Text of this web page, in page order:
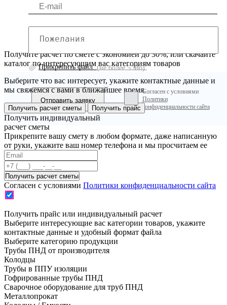
Прикрепить файл(не более 5 Мб)
Согласен с условиями
Политики
конфиденциальности сайта
Получите расчет по смете с экономией до 30%, или скачайте
каталог по интересующим вас категориям товаров
Выберите что вас интересует, укажите контактные данные и
мы свяжемся с вами в ближайшее время.
Получить расчет сметы Получить прайс
Получить индивидуальный
расчет сметы
Прикрепите вашу смету в любом формате, даже написанную
от руки, укажите ваш номер телефона и мы просчитаем ее
Согласен с условиями Политики конфиденциальности сайта
Получить прайс или индивидуальный расчет
Выберите интересующие вас категории товаров, укажите
контактные данные и удобный формат файла
Выберите категорию продукции
Трубы ПНД от производителя
Колодцы
Трубы в ППУ изоляции
Гофрированные трубы ПНД
Сварочное оборудование для труб ПНД
Металлопрокат